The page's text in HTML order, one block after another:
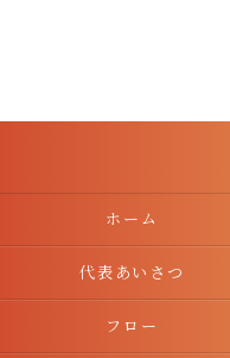
ホーム
代表あいさつ
フロー